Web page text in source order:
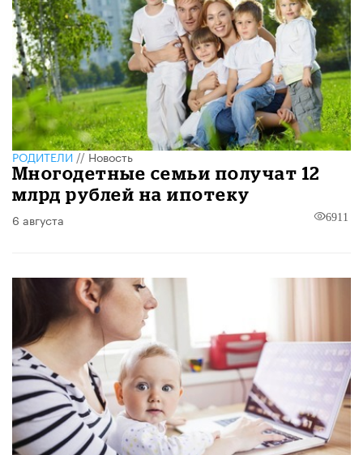
РОДИТЕЛИ//Новость
Многодетные семьи получат 12
млрд рублей на ипотеку
6 августа 6911